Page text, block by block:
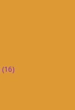
(16)